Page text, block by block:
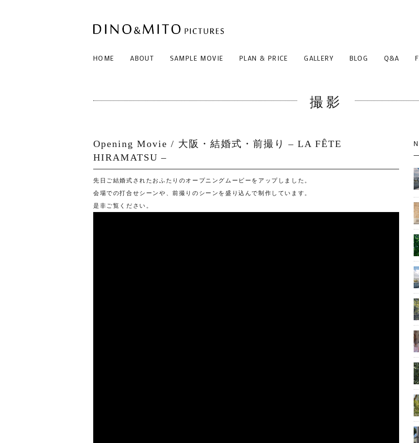
HOME ABOUT SAMPLE MOVIE PLAN & PRICE GALLERY BLOG Q&A
撮影
Opening Movie / 大阪・結婚式・前撮り – LA FÊTE
HIRAMATSU –
先日ご結婚式されたおふたりのオープニングムービーをアップしました。
会場での打合せシーンや、前撮りのシーンを盛り込んで制作しています。
是非ご覧ください。